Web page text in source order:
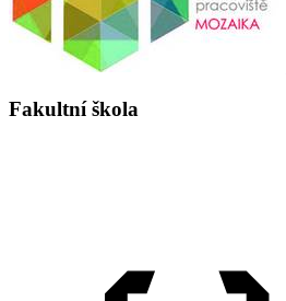
Fakultní škola